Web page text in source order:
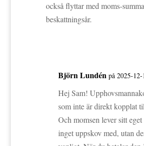
också flyttar med moms-
beskattningsår.
Björn Lundén på 2025-
Hej Sam!
som inte är direkt kopplat
Och momsen lever sitt
inget uppskov med, utan